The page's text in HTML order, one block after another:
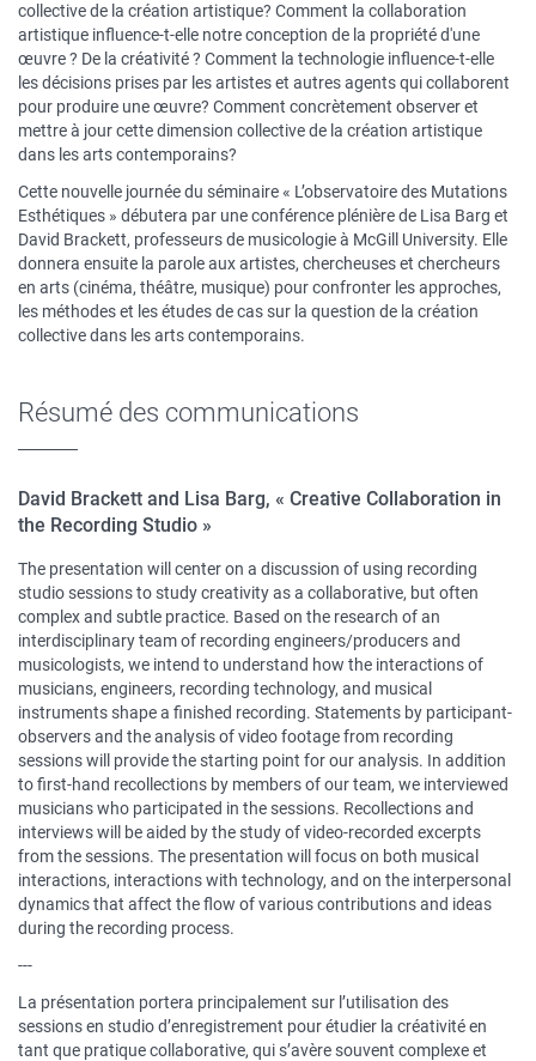
collective de la création artistique? Comment la collaboration
artistique influence-t-elle notre conception de la propriété d'une
œuvre ? De la créativité ? Comment la technologie influence-t-elle
les décisions prises par les artistes et autres agents qui collaborent
pour produire une œuvre? Comment concrètement observer et
mettre à jour cette dimension collective de la création artistique
dans les arts contemporains?
Cette nouvelle journée du séminaire « L’observatoire des Mutations
Esthétiques » débutera par une conférence plénière de Lisa Barg et
David Brackett, professeurs de musicologie à McGill University. Elle
donnera ensuite la parole aux artistes, chercheuses et chercheurs
en arts (cinéma, théâtre, musique) pour confronter les approches,
les méthodes et les études de cas sur la question de la création
collective dans les arts contemporains.
Résumé des communications
David Brackett and Lisa Barg, « Creative Collaboration in
the Recording Studio »
The presentation will center on a discussion of using recording
studio sessions to study creativity as a collaborative, but often
complex and subtle practice. Based on the research of an
interdisciplinary team of recording engineers/producers and
musicologists, we intend to understand how the interactions of
musicians, engineers, recording technology, and musical
instruments shape a finished recording. Statements by participant-
observers and the analysis of video footage from recording
sessions will provide the starting point for our analysis. In addition
to first-hand recollections by members of our team, we interviewed
musicians who participated in the sessions. Recollections and
interviews will be aided by the study of video-recorded excerpts
from the sessions. The presentation will focus on both musical
interactions, interactions with technology, and on the interpersonal
dynamics that affect the flow of various contributions and ideas
during the recording process.
---
La présentation portera principalement sur l’utilisation des
sessions en studio d’enregistrement pour étudier la créativité en
tant que pratique collaborative, qui s’avère souvent complexe et